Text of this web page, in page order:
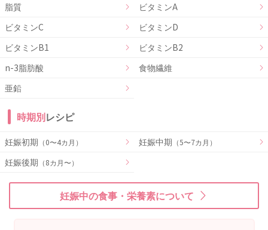
脂質
ビタミンA
ビタミンC
ビタミンD
ビタミンB1
ビタミンB2
n-3脂肪酸
食物繊維
亜鉛
時期別レシピ
妊娠初期 （0〜4カ月） 妊娠中期 （5〜7カ月）
妊娠後期 （8カ月〜）
妊娠中の食事・栄養素について